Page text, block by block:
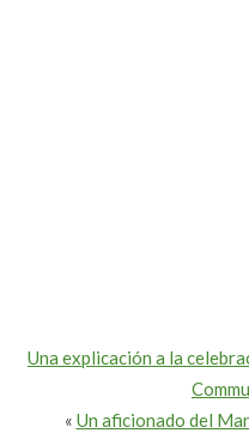
Una explicación a la
« Un aficionado del